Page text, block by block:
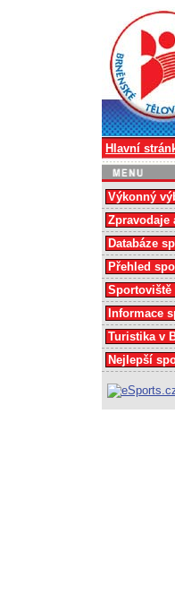
Hlavní
Výkonný
Zpravodaje
Databáze
Přehled
Sportoviště
Informace
Turistika v
Nejlepší